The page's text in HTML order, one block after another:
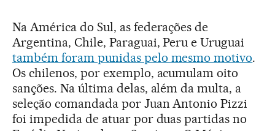
Na América do Sul, as federações de
Argentina, Chile, Paraguai, Peru e Uruguai
também foram punidas pelo mesmo motivo.
Os chilenos, por exemplo, acumulam oito
sanções. Na última delas, além da multa, a
seleção comandada por Juan Antonio Pizzi
foi impedida de atuar por duas partidas no